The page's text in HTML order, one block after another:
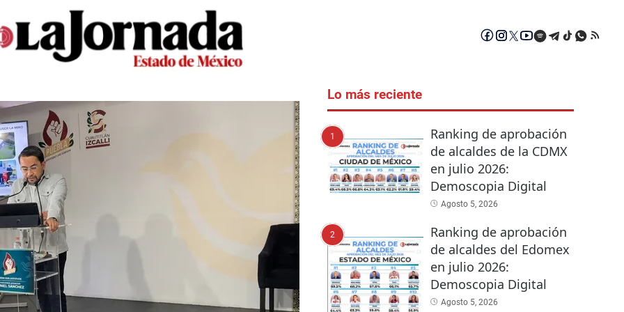
Lo más reciente
1
Ranking de aprobación
de alcaldes de la CDMX
en julio 2026:
Demoscopia Digital
Agosto 5, 2026
2
Ranking de aprobación
de alcaldes del Edomex
en julio 2026:
Demoscopia Digital
Agosto 5, 2026